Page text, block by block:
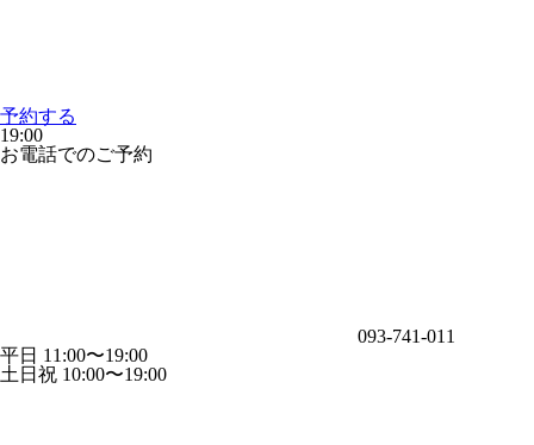
予約する
19:00
お電話でのご予約
093-741-011
平日 11:00〜19:00
土日祝 10:00〜19:00